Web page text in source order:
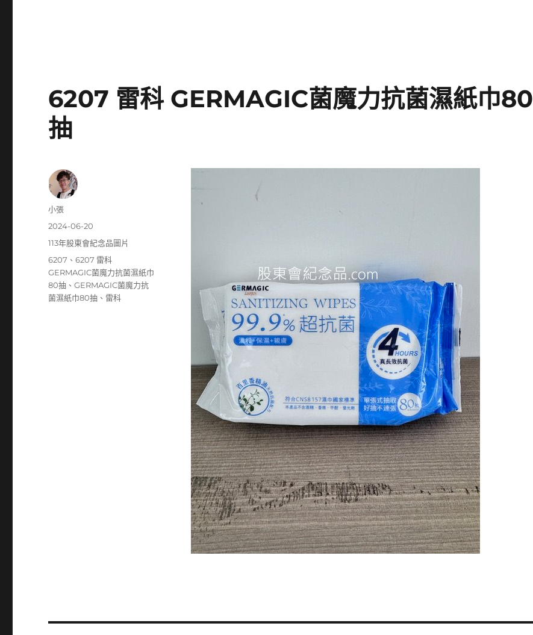
6207 雷科 GERMAGIC菌魔力抗菌濕紙巾80
抽
作
小張
發
期:
2024-06-20
分
113年股東會紀念品圖片
標
籤
6207 、6207 雷科
GERMAGIC菌魔力抗菌濕紙巾
80抽 、GERMAGIC菌魔力抗
菌濕紙巾80抽 、 雷科